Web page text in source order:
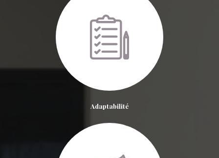
Adaptabilité